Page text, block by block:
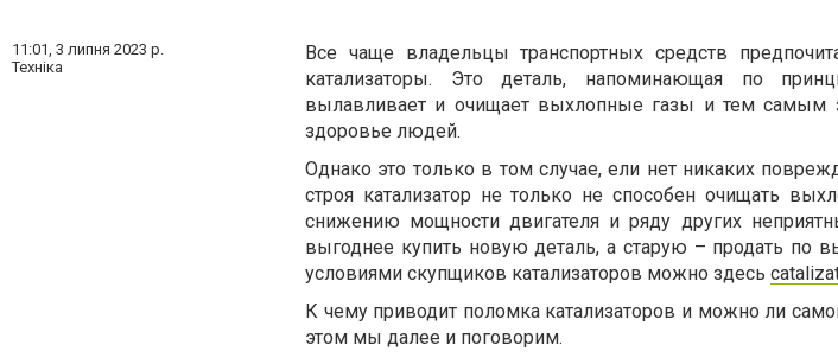
11:01, 3 липня 2023 р.
Техніка
Все чаще владельцы транспортных средств
катализаторы. Это деталь, напоминающая по
вылавливает и очищает выхлопные газы и тем самым
здоровье людей.
Однако это только в том случае, ели нет никаких
строя катализатор не только не способен очищать
снижению мощности двигателя и ряду других
выгоднее купить новую деталь, а старую – продать по
условиями скупщиков катализаторов можно здесь
К чему приводит поломка катализаторов и можно ли
этом мы далее и поговорим.